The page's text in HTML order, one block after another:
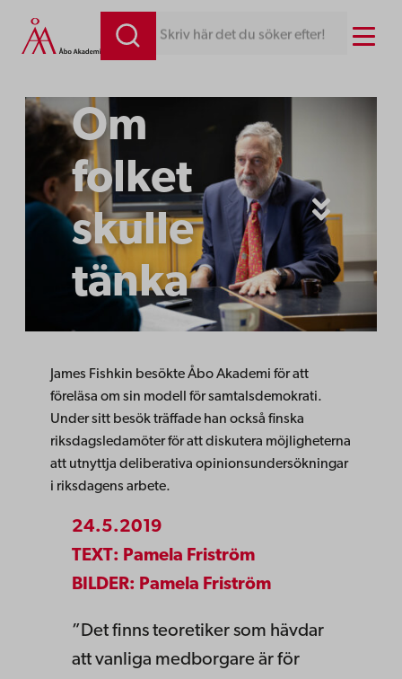
Hoppa
till
Skriv här det du söker efter! Menu
Om
folket
skulle
tänka
James Fishkin besökte Åbo Akademi för att
föreläsa om sin modell för samtalsdemokrati.
Under sitt besök träffade han också finska
riksdagsledamöter för att diskutera möjligheterna
att utnyttja deliberativa opinionsundersökningar
i riksdagens arbete.
24.5.2019
TEXT: Pamela Friström
BILDER: Pamela Friström
”Det finns teoretiker som hävdar
att vanliga medborgare är för